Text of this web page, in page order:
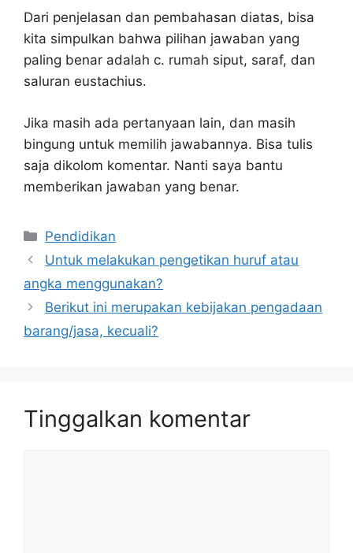
Dari penjelasan dan pembahasan diatas, bisa
kita simpulkan bahwa pilihan jawaban yang
paling benar adalah c. rumah siput, saraf, dan
saluran eustachius.
Jika masih ada pertanyaan lain, dan masih
bingung untuk memilih jawabannya. Bisa tulis
saja dikolom komentar. Nanti saya bantu
memberikan jawaban yang benar.
Kategori
Pendidikan
Untuk melakukan pengetikan huruf atau
angka menggunakan?
Berikut ini merupakan kebijakan pengadaan
barang/jasa, kecuali?
Tinggalkan komentar